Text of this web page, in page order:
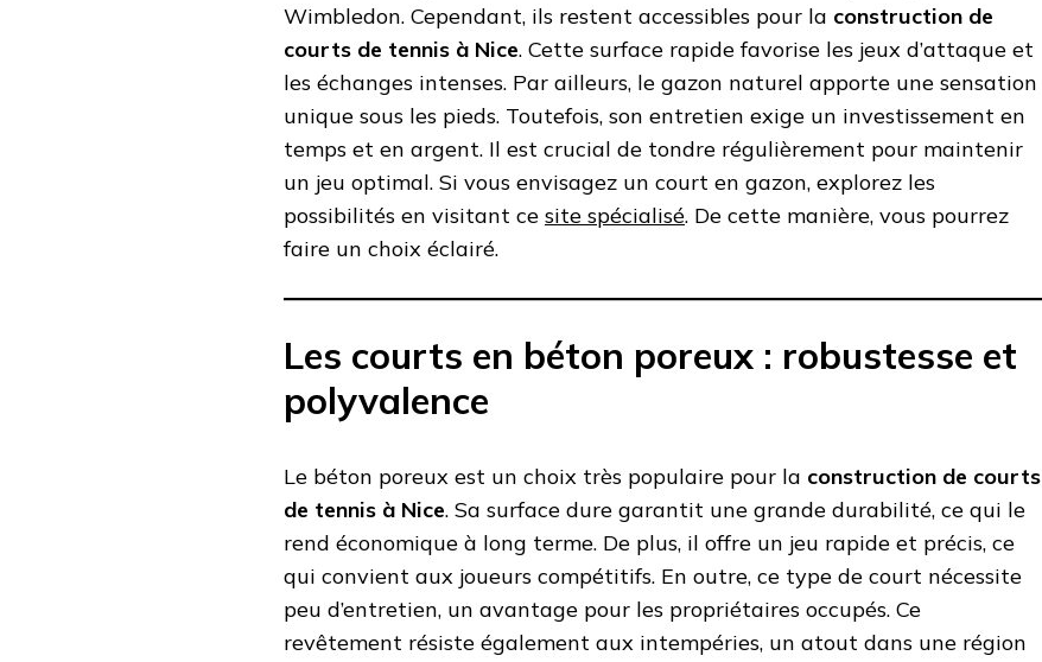
Wimbledon. Cependant, ils restent accessibles pour la construction de
courts de tennis à Nice. Cette surface rapide favorise les jeux d’attaque et
les échanges intenses. Par ailleurs, le gazon naturel apporte une sensation
unique sous les pieds. Toutefois, son entretien exige un investissement en
temps et en argent. Il est crucial de tondre régulièrement pour maintenir
un jeu optimal. Si vous envisagez un court en gazon, explorez les
possibilités en visitant ce site spécialisé. De cette manière, vous pourrez
faire un choix éclairé.
Les courts en béton poreux : robustesse et
polyvalence
Le béton poreux est un choix très populaire pour la construction de courts
de tennis à Nice. Sa surface dure garantit une grande durabilité, ce qui le
rend économique à long terme. De plus, il offre un jeu rapide et précis, ce
qui convient aux joueurs compétitifs. En outre, ce type de court nécessite
peu d’entretien, un avantage pour les propriétaires occupés. Ce
revêtement résiste également aux intempéries, un atout dans une région